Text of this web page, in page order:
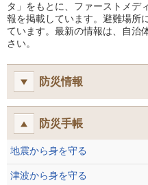
タ」をもとに、ファーストメデ
報を掲載しています。避難場所
ています。最新の情報は、自治
さい。
防災情報
防災手帳
地震から身を守る
津波から身を守る